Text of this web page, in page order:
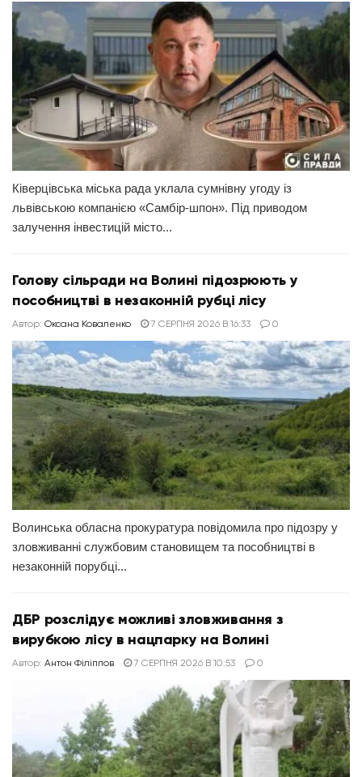
Ківерцівська міська рада уклала сумнівну угоду із
львівською компанією «Самбір-шпон». Під приводом
залучення інвестицій місто...
Голову сільради на Волині підозрюють у
пособництві в незаконній рубці лісу
Автор: Оксана Коваленко 7 СЕРПНЯ 2026 В 16:33 0
Волинська обласна прокуратура повідомила про підозру у
зловживанні службовим становищем та пособництві в
незаконній порубці...
ДБР розслідує можливі зловживання з
вирубкою лісу в нацпарку на Волині
Автор: Антон Філіппов 7 СЕРПНЯ 2026 В 10:53 0